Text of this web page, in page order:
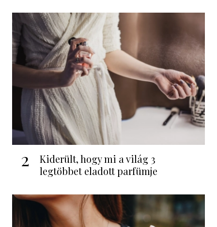
2
Kiderült, hogy mi a világ 3
legtöbbet eladott parfümje